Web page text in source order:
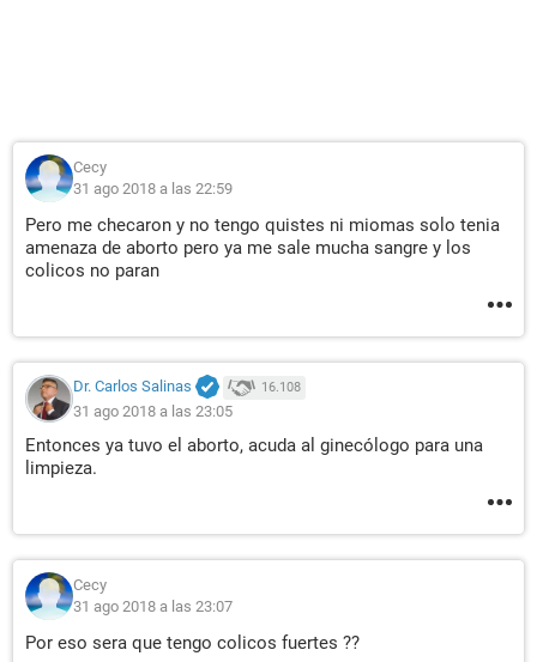
Cecy
31 ago 2018 a las 22:59
Pero me checaron y no tengo quistes ni miomas solo tenia
amenaza de aborto pero ya me sale mucha sangre y los
colicos no paran
Dr. Carlos Salinas 16.108
31 ago 2018 a las 23:05
Entonces ya tuvo el aborto, acuda al ginecólogo para una
limpieza.
Cecy
31 ago 2018 a las 23:07
Por eso sera que tengo colicos fuertes ??